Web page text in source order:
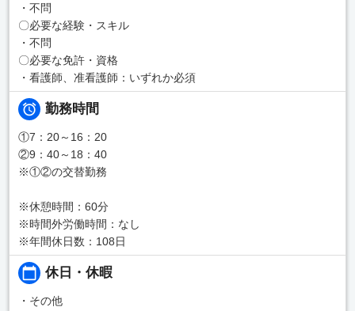
・不問
〇必要な経験・スキル
・不問
〇必要な免許・資格
・看護師、准看護師：いずれか必須
勤務時間
①7：20～16：20
②9：40～18：40
※①②の交替勤務
※休憩時間：60分
※時間外労働時間：なし
※年間休日数：108日
休日・休暇
・その他